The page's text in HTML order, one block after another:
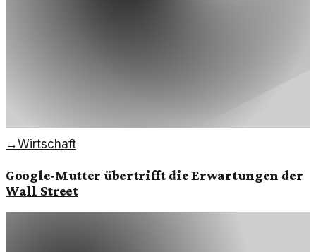
→Wirtschaft
Google-Mutter übertrifft die Erwartungen der
Wall Street